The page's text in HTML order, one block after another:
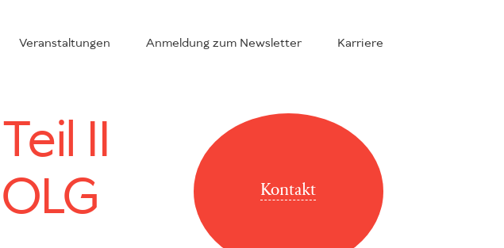
Veranstaltungen Anmeldung zum Newsletter Karriere
II
Kontakt